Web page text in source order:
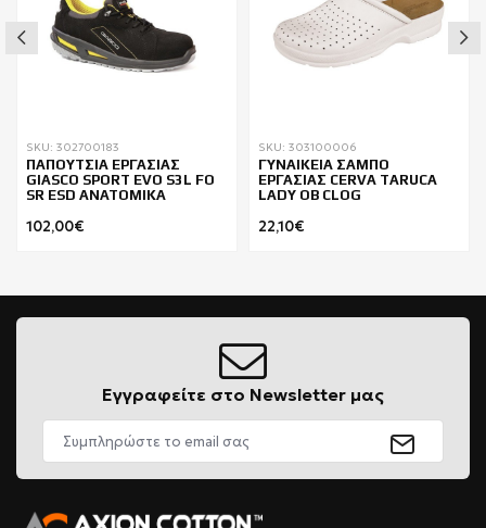
SKU: 302700183
ΠΑΠΟΥΤΣΙΑ ΕΡΓΑΣΙΑΣ
GIASCO SPORT EVO S3L FO
SR ESD ΑΝΑΤΟΜΙΚΑ
102,00€
SKU: 303100006
ΓΥΝΑΙΚΕΙΑ ΣΑΜΠΟ
ΕΡΓΑΣΙΑΣ CERVA TARUCA
LADY ΟΒ CLOG
22,10€
Εγγραφείτε στο Newsletter μας